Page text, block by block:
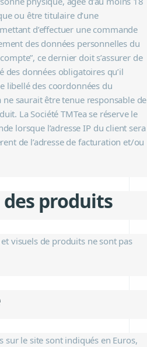
ou être titulaire d’une
d’effectuer une commande
des données personnelles du
ce dernier doit s’assurer de
des données obligatoires qu’il
libellé des coordonnées du
ne saurait être tenue responsable de
La Société TMTea se réserve le
lorsque l’adresse IP du client sera
de l’adresse de facturation et/ou
produits
visuels de produits ne sont pas
sur le site sont indiqués en Euros,